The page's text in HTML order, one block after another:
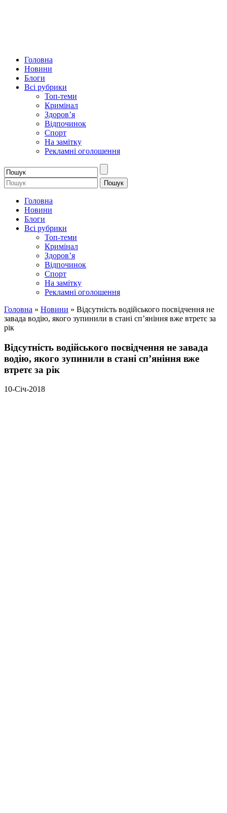
Головна
Новини
Блоги
Всі рубрики
Топ-теми
Кримінал
Здоров’я
Відпочинок
Спорт
На замітку
Рекламні оголошення
Головна
Новини
Блоги
Всі рубрики
Топ-теми
Кримінал
Здоров’я
Відпочинок
Спорт
На замітку
Рекламні оголошення
Головна » Новини » Відсутність водійського посвідчення не
завада водію, якого зупинили в стані сп’яніння вже втретє за
рік
Відсутність водійського посвідчення не завада
водію, якого зупинили в стані сп’яніння вже
втретє за рік
10-Січ-2018